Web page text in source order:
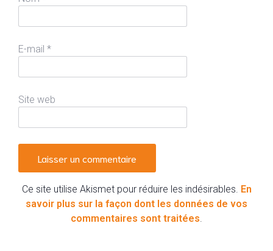
E-mail *
Site web
Ce site utilise Akismet pour réduire les indésirables. En
savoir plus sur la façon dont les données de vos
commentaires sont traitées